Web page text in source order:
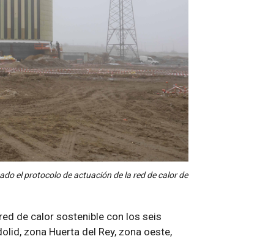
el protocolo de actuación de la red de calor de
de calor sostenible con los seis
zona Huerta del Rey, zona oeste,